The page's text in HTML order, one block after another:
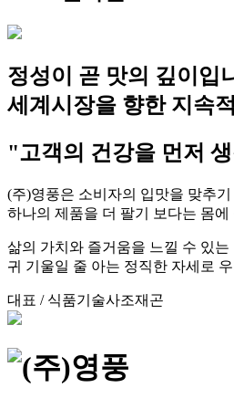
정성이 곧 맛의 깊이입
세계시장을 향한 지속
"고객의 건강을 먼저
(주)영풍은 소비자의 입맛을 맞추
하나의 제품을 더 팔기 보다는 몸
삶의 가치와 즐거움을 느낄 수 있
귀 기울일 줄 아는 정직한 자세로
대표 / 식품기술사조재곤